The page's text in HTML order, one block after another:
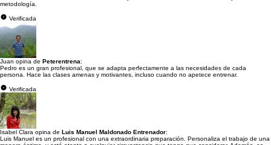
metodología.
Verificada
Juan opina de Peterentrena:
Pedro es un gran profesional, que se adapta perfectamente a las necesidades de cada
persona. Hace las clases amenas y motivantes, incluso cuando no apetece entrenar.
Verificada
Isabel Clara opina de Luis Manuel Maldonado Entrenador:
Luis Manuel es un profesional con una extraordinaria preparación. Personaliza el trabajo de una